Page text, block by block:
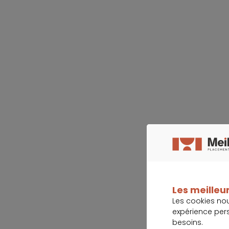
Les
Les cookies
expérience
besoins.